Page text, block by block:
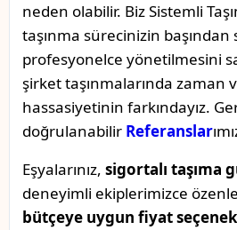
neden olabilir. Biz Sistemli
taşınma sürecinizin
profesyonelce yönetilmesini
şirket taşınmalarında zaman
hassasiyetinin farkındayız.
doğrulanabilir Referanslar
Eşyalarınız, sigortalı taşıma
deneyimli ekiplerimizce özenle
bütçeye uygun fiyat